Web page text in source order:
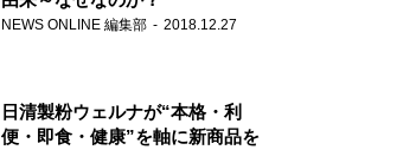
NEWS ONLINE 編集部 2018.12.27
日清製粉ウェルナが“本格・利
便・即食・健康”を軸に新商品を